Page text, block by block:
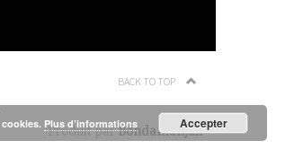
BACK TO TOP
Produit parBondamanjak
Plus d’informations Accepter